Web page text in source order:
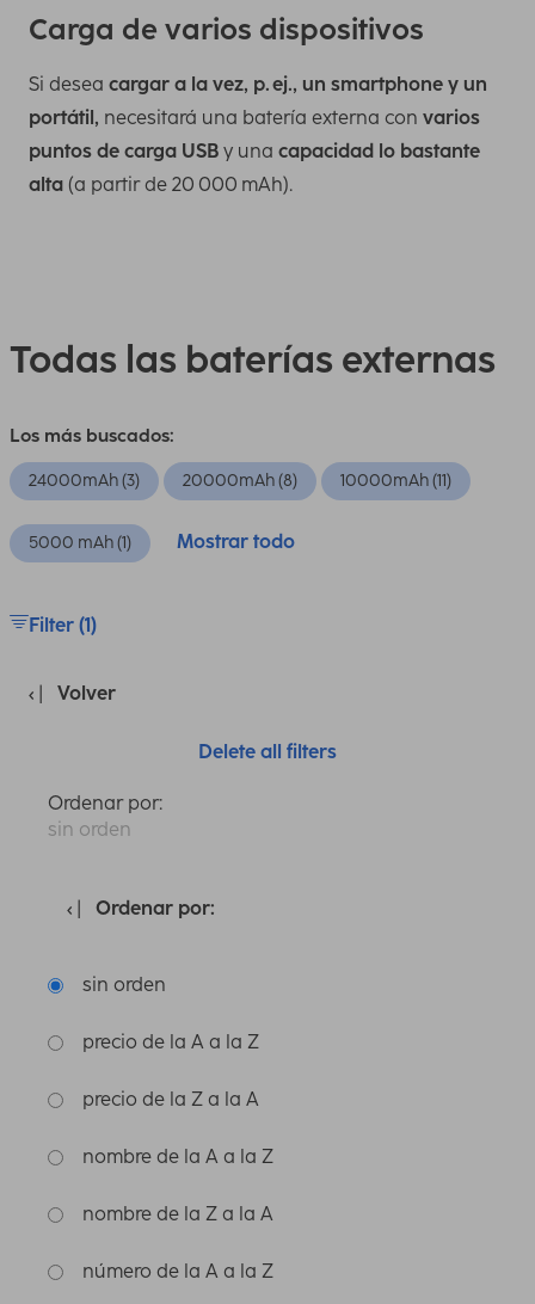
Carga de varios dispositivos
Si desea cargar a la vez, p. ej., un smartphone y un
portátil, necesitará una batería externa con varios
puntos de carga USB y una capacidad lo bastante
alta (a partir de 20 000 mAh).
Todas las baterías externas
Los más buscados:
24000mAh (3) 20000mAh (8) 10000mAh (11)
5000 mAh (1) Mostrar todo
Filter (1)
Volver
Delete all filters
Ordenar por:
sin orden
Ordenar por:
sin orden
precio de la A a la Z
precio de la Z a la A
nombre de la A a la Z
nombre de la Z a la A
número de la A a la Z